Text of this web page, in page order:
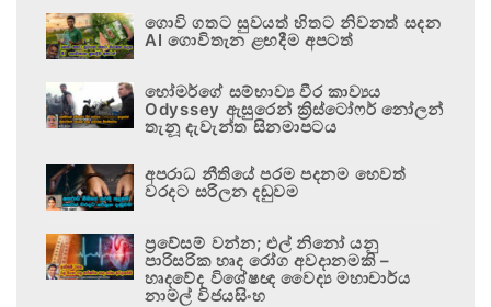
ගොවි ගතට සුවයත් හිතට නිවනත් සදන
AI ගොවිතැන ළඟදීම අපටත්
හෝමර්ගේ සම්භාව්‍ය වීර කාව්‍යය
Odyssey ඇසුරෙන් ක්‍රිස්ටෝෆර් නෝලන්
තැනූ දැවැන්ත සිනමාපටය
අපරාධ නීතියේ පරම පදනම හෙවත්
වරදට සරිලන දඬුවම
ප්‍රවේසම් වන්න; එල් නිනෝ යනු
පාරිසරික හෘද රෝග අවදානමකි –
හෘදවේද විශේෂඥ වෛද්‍ය මහාචාර්ය
නාමල් විජයසිංහ